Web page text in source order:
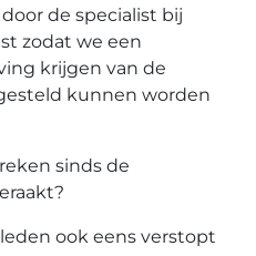
de specialist bij
zodat we een
krijgen van de
kunnen worden
sinds de
ook eens verstopt